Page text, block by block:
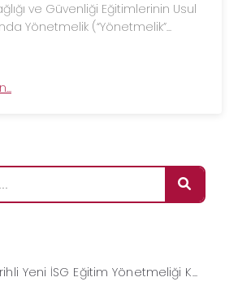
ve Güvenliği Eğitimlerinin Usul
Yönetmelik (“Yönetmelik”...
Yeni İSG Eğitim Yönetmeliği K...